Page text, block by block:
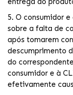
5. O consumidor
sobre a falta de
após tomarem
descumprimento
do
consumidor e à
efetivamente